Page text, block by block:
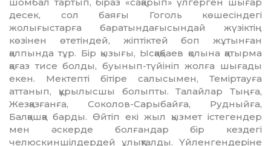
шомбал тартып, біраз «сақарып» үлгерген шы­ғар
десек, сол баяғы Гоголь көше­сіндегі
жолығыстарға баратындағы­сындай жүзіктің
көзінен өтетіндей, жіп­тіктей боп жұтынған
қалпында тұр. Бір қызығы, Ысқақбаев қолына қа­тырма
қағаз тисе болды, буынып-түйініп жолға шығады
екен. Мектепті бі­тіре салысымен, Теміртауға
аттанып, құрылысшы болыпты. Талайлар Тыңға,
Жезқазғанға, Соколов-Са­рыбайға, Рудныйға,
Балқашқа бар­ды. Өйтіп екі жыл қызмет іс­те­гендер
мен әскерде болғандар бір кез­дегі
челюскиншілдердей ұлық­талды. Үйленгендеріне